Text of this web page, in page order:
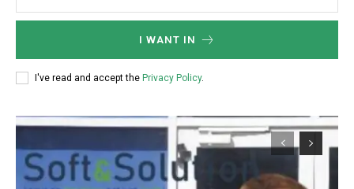
I WANT IN
I've read and accept the Privacy Policy.